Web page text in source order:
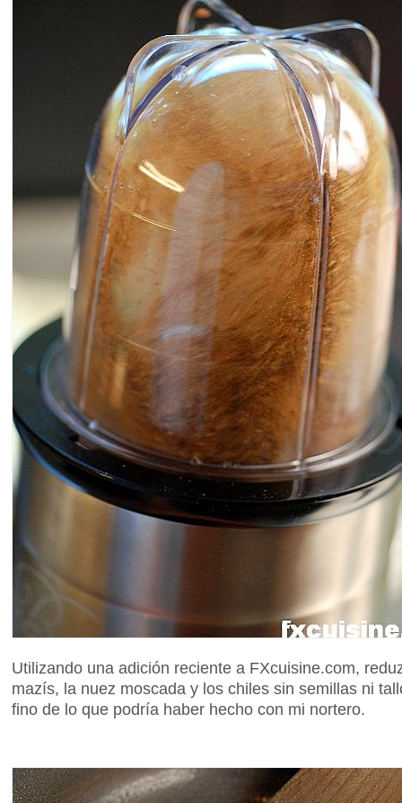
Utilizando una adición reciente a FXcuisine.com,
mazís, la nuez moscada y los chiles sin semillas ni
fino de lo que podría haber hecho con mi nortero.